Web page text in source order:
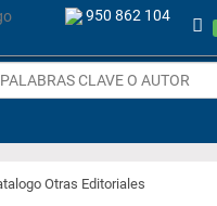
950 862 104
Otras Editoriales